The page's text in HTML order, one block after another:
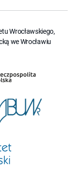
Wrocławskiego,
we Wrocławiu